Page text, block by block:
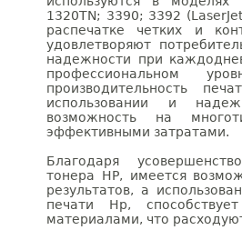
1320TN; 3390; 3392
распечатке четких и
удовлетворяют
надежности при
профессиональном
производительность
использовании и
возможность на
эффективными затратами.
Благодаря
тонера НР, имеется
результатов, а
печати Нр,
материалами, что